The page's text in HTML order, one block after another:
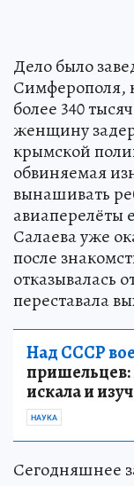
Дело было
Симферополя,
более 340
женщину
крымской
обвиняемая
вынашивать
авиаперелёты
Салаева уже
после
отказывалась
переставала
Над СССР
пришельцев:
искала и
НАУКА
Сегодняшнее